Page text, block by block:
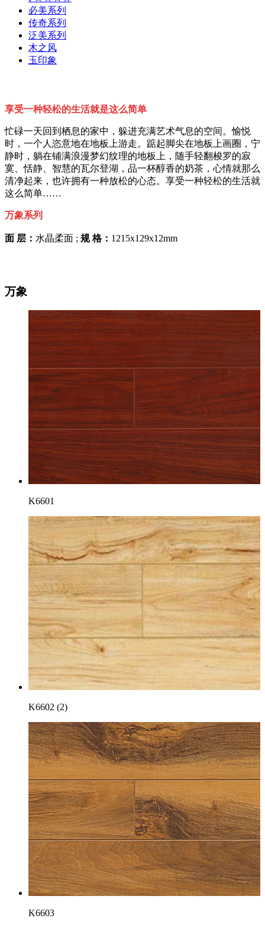
必美系列
传奇系列
泛美系列
木之风
玉印象
享受一种轻松的生活就是这么简单
忙碌一天回到栖息的家中，躲进充满艺术气息的空间。愉悦
时，一个人恣意地在地板上游走。踮起脚尖在地板上画圈，宁
静时，躺在铺满浪漫梦幻纹理的地板上，随手轻翻梭罗的寂
寞、恬静、智慧的瓦尔登湖，品一杯醇香的奶茶，心情就那么
清净起来，也许拥有一种放松的心态。享受一种轻松的生活就
这么简单……
万象系列
面 层： 水晶柔面 ; 规 格： 1215x129x12mm
万象
K6601
K6602 (2)
K6603